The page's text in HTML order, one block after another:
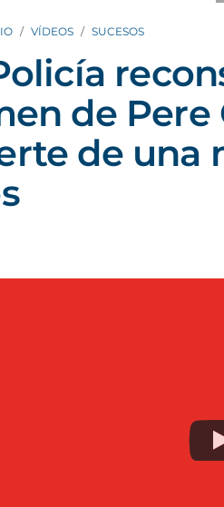
VÍDEOS SUCESOS
de Pere
de una